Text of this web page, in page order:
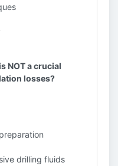
NOT a crucial
losses?
drilling fluids